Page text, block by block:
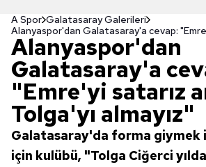
A Spor Galatasaray Galerileri
Alanyaspor'dan
Galatasaray'a
"Emre'yi satarız
Tolga'yı almayız"
Galatasaray'da forma giymek
için kulübü, "Tolga Ciğerci